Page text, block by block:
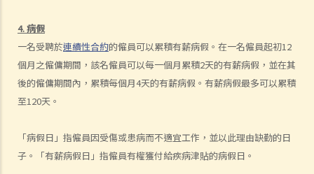
4. 病假
一名受聘於連續性合約的僱員可以累積有薪病假。在一名僱員起初12
個月之僱傭期間，該名僱員可以每一個月累積2天的有薪病假，並在其
後的僱傭期間內，累積每個月4天的有薪病假。有薪病假最多可以累積
至120天。
「病假日」指僱員因受傷或患病而不適宜工作，並以此理由缺勤的日
子。「有薪病假日」指僱員有權獲付給疾病津貼的病假日。
16. 如何計算疾病津貼？我在哪些情況下會獲得疾病津貼？
17. 老闆在我領取病假時開除了我，而我有一張有效的醫生證明書。他
有否觸犯法律？
18. 我的預產期即將來臨，而我早前已給予老闆懷孕通知。我可於何時
開始放產假？
20. 在我作出懷孕通知的一個星期後，僱主解僱了我。他有否觸犯法
律？